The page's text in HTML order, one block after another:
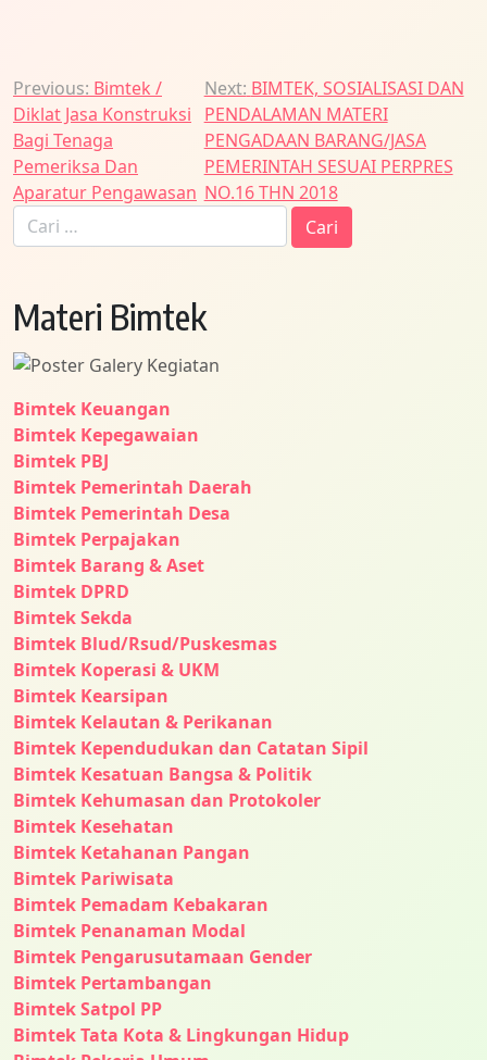
Navigasi
pos
Previous: Bimtek /
Diklat Jasa Konstruksi
Bagi Tenaga
Pemeriksa Dan
Aparatur Pengawasan
Next: BIMTEK, SOSIALISASI DAN
PENDALAMAN MATERI
PENGADAAN BARANG/JASA
PEMERINTAH SESUAI PERPRES
NO.16 THN 2018
Cari
untuk:
Materi Bimtek
Bimtek Keuangan
Bimtek Kepegawaian
Bimtek PBJ
Bimtek Pemerintah Daerah
Bimtek Pemerintah Desa
Bimtek Perpajakan
Bimtek Barang & Aset
Bimtek DPRD
Bimtek Sekda
Bimtek Blud/Rsud/Puskesmas
Bimtek Koperasi & UKM
Bimtek Kearsipan
Bimtek Kelautan & Perikanan
Bimtek Kependudukan dan Catatan Sipil
Bimtek Kesatuan Bangsa & Politik
Bimtek Kehumasan dan Protokoler
Bimtek Kesehatan
Bimtek Ketahanan Pangan
Bimtek Pariwisata
Bimtek Pemadam Kebakaran
Bimtek Penanaman Modal
Bimtek Pengarusutamaan Gender
Bimtek Pertambangan
Bimtek Satpol PP
Bimtek Tata Kota & Lingkungan Hidup